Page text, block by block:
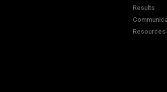
Results
Resources